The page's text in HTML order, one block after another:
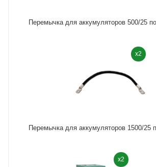
Перемычка для аккумуляторов 500/25
x2
Перемычка для аккумуляторов 1500/25
x2